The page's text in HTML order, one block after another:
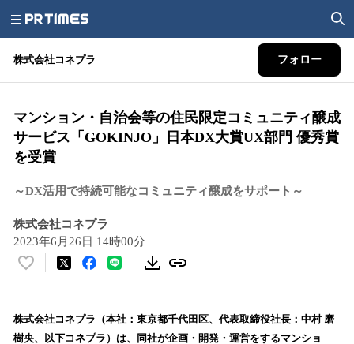
株式会社コネプラ フォロー
マンション・自治会等の住民限定コミュニティ醸成
サービス「GOKINJO」日本DX大賞UX部門 優秀賞
を受賞
～DX活用で持続可能なコミュニティ醸成をサポート～
株式会社コネプラ
2023年6月26日 14時00分
い
！
数
株式会社コネプラ（本社：東京都千代田区、代表取締役社長：中村 磨
樹央、以下コネプラ）は、同社が企画・開発・運営をするマンショ